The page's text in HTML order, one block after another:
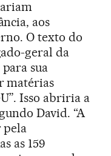
aos
O texto do
geral da
sua
matérias
Isso abriria a
David. “A
pela
as 159